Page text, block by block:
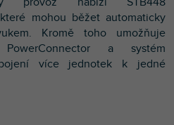
mohou běžet automaticky
Kromě toho umožňuje
a systém
více jednotek k jedné